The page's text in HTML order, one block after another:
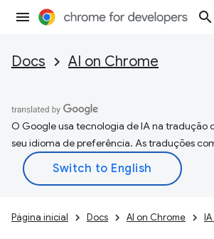
Docs AI on Chrome
O Google usa tecnologia de IA na tradução
seu idioma de preferência. As traduções
Página inicial Docs AI on Chrome